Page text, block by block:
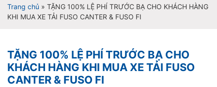
Trang chủ » TẶNG 100% LỆ PHÍ TRƯỚC BẠ CHO KHÁCH HÀNG
KHI MUA XE TẢI FUSO CANTER & FUSO FI
TẶNG 100% LỆ PHÍ TRƯỚC BẠ CHO
KHÁCH HÀNG KHI MUA XE TẢI FUSO
CANTER & FUSO FI